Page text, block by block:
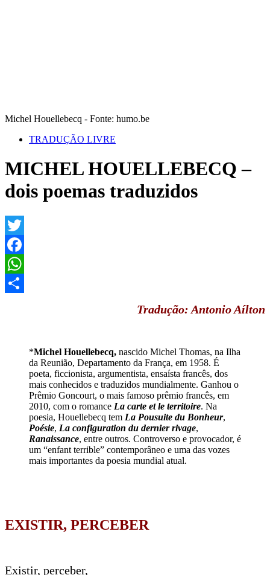
Michel Houellebecq - Fonte: humo.be
TRADUÇÃO LIVRE
MICHEL HOUELLEBECQ –
dois poemas traduzidos
Twitter
Facebook
WhatsApp
Tradução: Antonio Aílton
*Michel Houellebecq, nascido Michel Thomas, na Ilha
da Reunião, Departamento da França, em 1958. É
poeta, ficcionista, argumentista, ensaísta francês, dos
mais conhecidos e traduzidos mundialmente. Ganhou o
Prêmio Goncourt, o mais famoso prêmio francês, em
2010, com o romance La carte et le territoire. Na
poesia, Houellebecq tem La Pousuite du Bonheur,
Poésie, La configuration du dernier rivage,
Ranaissance, entre outros. Controverso e provocador, é
um “enfant terrible” contemporâneo e uma das vozes
mais importantes da poesia mundial atual.
EXISTIR, PERCEBER
Existir, perceber,